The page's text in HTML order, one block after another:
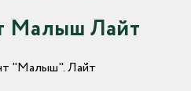
Малыш Лайт